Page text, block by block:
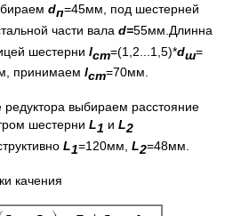
dп=45мм, под шестерней
части вала d=55мм.Длинна
шестерни lст=(1,2...1,5)*dш=
принимаем lст=70мм.
выбираем расстояние
шестерни L1 и L2
L1=120мм, L2=48мм.
качения